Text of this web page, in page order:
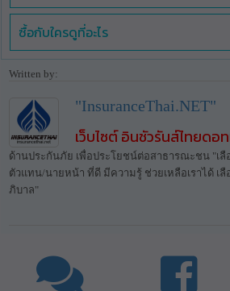
ซื้อกับใครดูที่อะไร
Written by:
"InsuranceThai.NET"
เว็บไซต์ อินชัวรันส์ไทยดอ
ด้านประกันภัย เพื่อประโยชน์ต่อสาธารณะชน "เ
ตัวแทน/นายหน้า ที่ดี มีความรู้ ช่วยเหลือเราได้ เ
ภิบาล"